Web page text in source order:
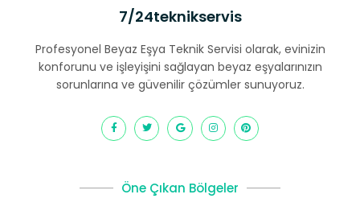
7/24teknikservis
Profesyonel Beyaz Eşya Teknik Servisi olarak, evinizin
konforunu ve işleyişini sağlayan beyaz eşyalarınızın
sorunlarına ve güvenilir çözümler sunuyoruz.
Öne Çıkan Bölgeler